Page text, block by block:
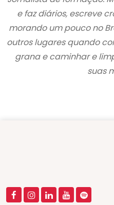
e faz diários, escreve
morando um pouco no
outros lugares quando
grana e caminhar e
suas